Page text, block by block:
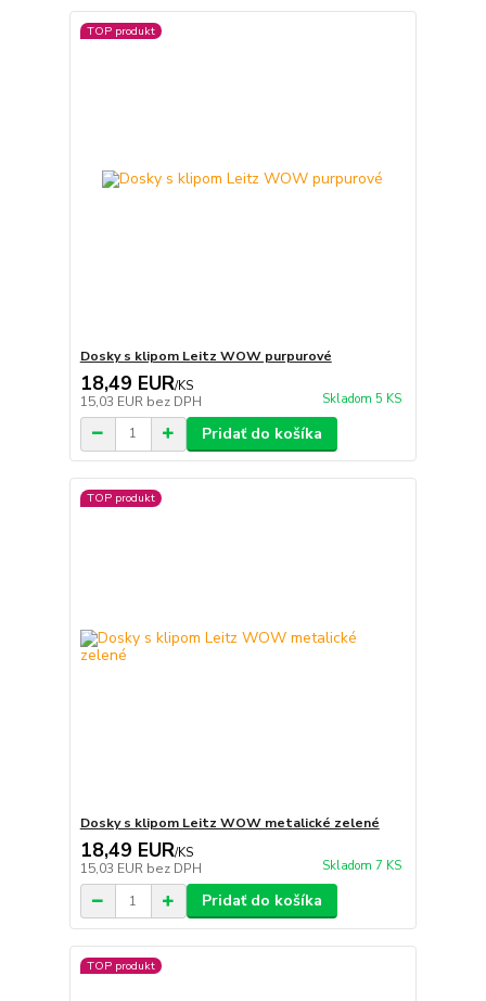
TOP produkt
Dosky s klipom Leitz WOW purpurové
18,49 EUR/KS
15,03 EUR bez DPH Skladom 5 KS
Pridať do košíka
TOP produkt
Dosky s klipom Leitz WOW metalické zelené
18,49 EUR/KS
15,03 EUR bez DPH Skladom 7 KS
Pridať do košíka
TOP produkt